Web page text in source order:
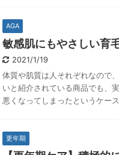
AGA
敏感肌にもやさしい育
2021/1/19
体質や肌質は人それぞれなので
いと紹介されている商品でも、
悪くなってしまったというケー
更年期